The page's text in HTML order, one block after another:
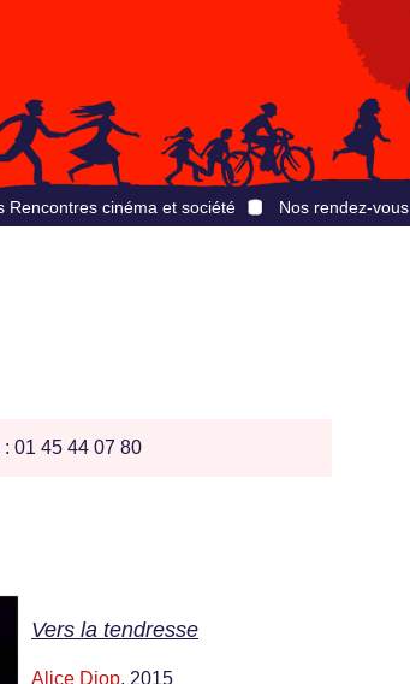
Rencontres cinéma et société Nos rendez-vous
: 01 45 44 07 80
Vers la tendresse
Alice Diop, 2015